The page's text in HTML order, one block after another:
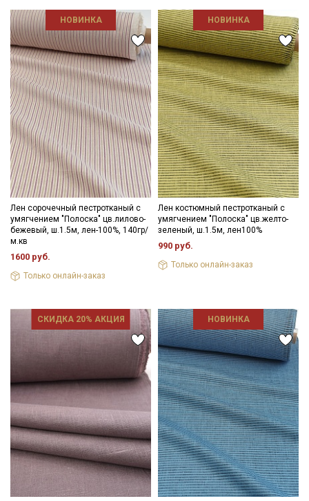
НОВИНКА
Лен сорочечный пестротканый с
умягчением "Полоска" цв.лилово-
бежевый, ш.1.5м, лен-100%, 140гр/
м.кв
1600 руб.
Только онлайн-заказ
НОВИНКА
Лен костюмный пестротканый с
умягчением "Полоска" цв.желто-
зеленый, ш.1.5м, лен100%
990 руб.
Только онлайн-заказ
СКИДКА 20% АКЦИЯ НОВИНКА
Электронная почта
Подписаться
Ознакомлен(а) сПолитикой обработки персональных
данных и даюСогласие на обработку персональных
данных
ДаюСогласие на получение рекламных и
информационных рассылок